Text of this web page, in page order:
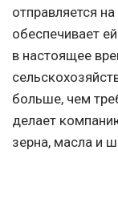
отправляется
обеспечивает
в настоящее
больше, чем
делает
зерна, масла и